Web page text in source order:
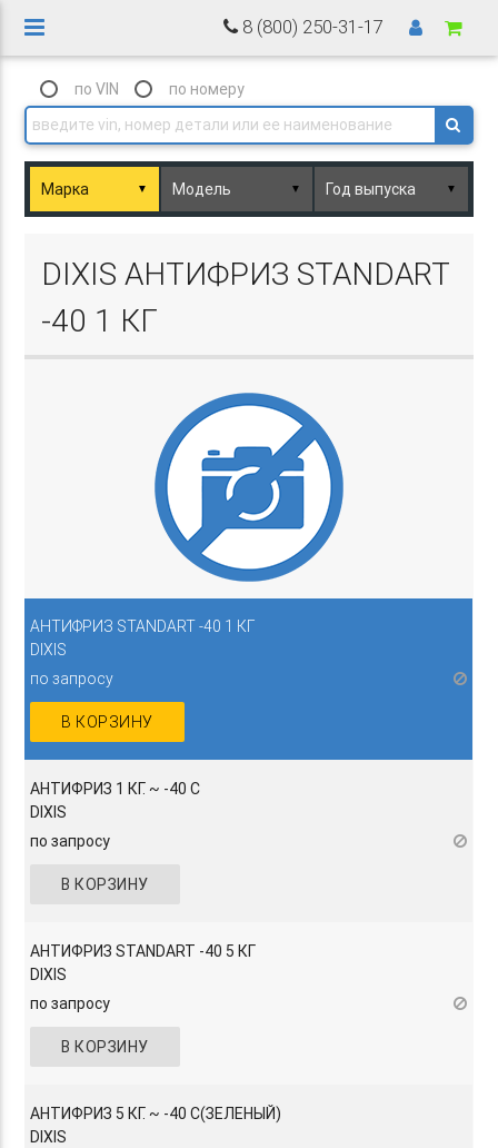
8 (800) 250-31-17
по VIN по номеру
▼ ▼ ▼
DIXIS АНТИФРИЗ STANDART
-40 1 КГ
АНТИФРИЗ STANDART -40 1 КГ
DIXIS
по запросу
В КОРЗИНУ
АНТИФРИЗ 1 КГ. ~ -40 C
DIXIS
по запросу
В КОРЗИНУ
АНТИФРИЗ STANDART -40 5 КГ
DIXIS
по запросу
В КОРЗИНУ
АНТИФРИЗ 5 КГ. ~ -40 C(ЗЕЛЕНЫЙ)
DIXIS